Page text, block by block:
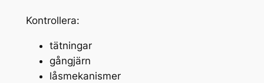
Kontrollera:
tätningar
gångjärn
låsmekanismer